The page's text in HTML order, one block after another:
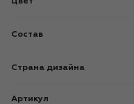
Состав
Страна дизайна
Артикул